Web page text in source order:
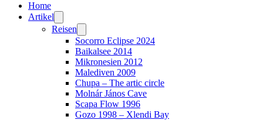
Home
Artikel
Reisen
Socorro Eclipse 2024
Baikalsee 2014
Mikronesien 2012
Malediven 2009
Chupa – The artic circle
Molnár János Cave
Scapa Flow 1996
Gozo 1998 – Xlendi Bay